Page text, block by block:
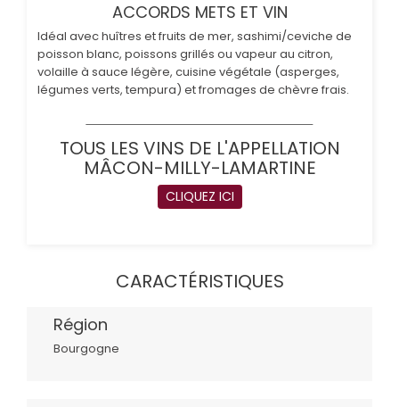
ACCORDS METS ET VIN
Idéal avec huîtres et fruits de mer, sashimi/ceviche de
poisson blanc, poissons grillés ou vapeur au citron,
volaille à sauce légère, cuisine végétale (asperges,
légumes verts, tempura) et fromages de chèvre frais.
TOUS LES VINS DE L'APPELLATION
MÂCON-MILLY-LAMARTINE
CLIQUEZ ICI
CARACTÉRISTIQUES
Région
Bourgogne